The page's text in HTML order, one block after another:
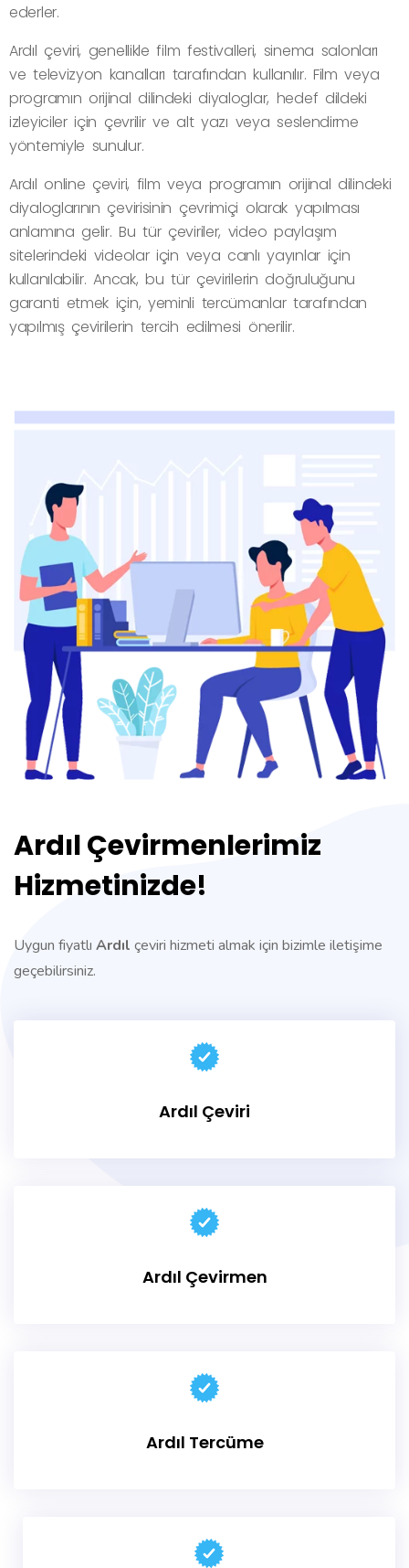
ederler.
Ardıl çeviri, genellikle film festivalleri, sinema salonları
ve televizyon kanalları tarafından kullanılır. Film veya
programın orijinal dilindeki diyaloglar, hedef dildeki
izleyiciler için çevrilir ve alt yazı veya seslendirme
yöntemiyle sunulur.
Ardıl online çeviri, film veya programın orijinal dilindeki
diyaloglarının çevirisinin çevrimiçi olarak yapılması
anlamına gelir. Bu tür çeviriler, video paylaşım
sitelerindeki videolar için veya canlı yayınlar için
kullanılabilir. Ancak, bu tür çevirilerin doğruluğunu
garanti etmek için, yeminli tercümanlar tarafından
yapılmış çevirilerin tercih edilmesi önerilir.
Ardıl Çevirmenlerimiz
Hizmetinizde!
Uygun fiyatlı Ardıl çeviri hizmeti almak için bizimle iletişime
geçebilirsiniz.
Ardıl Çeviri
Ardıl Çevirmen
Ardıl Tercüme